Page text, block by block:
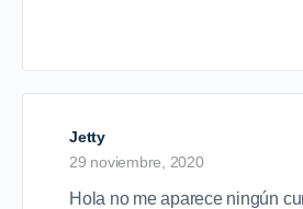
Jetty
29 noviembre, 2020
Hola no me aparece ningún